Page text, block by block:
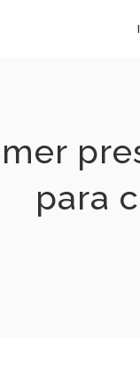
para